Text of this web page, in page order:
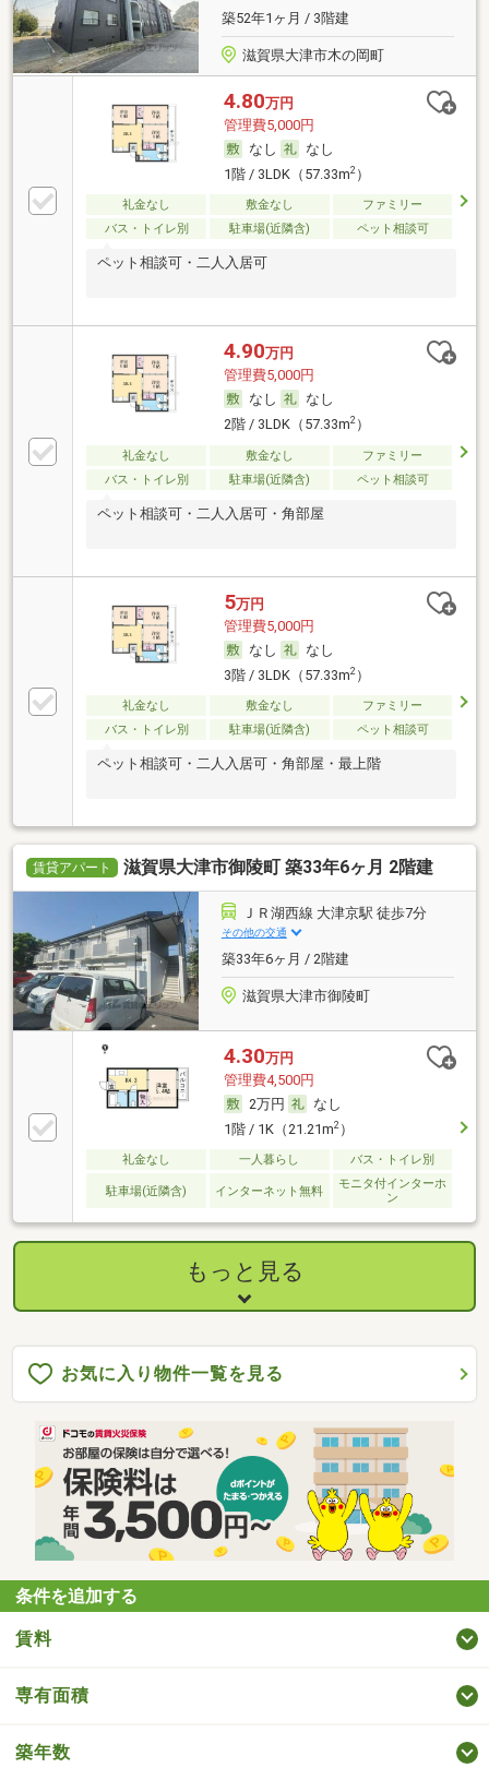
築52年1ヶ月 / 3階建
滋賀県大津市木の岡町
4.80万円
管理費5,000円
なし
なし
1階 / 3LDK（57.33m2）
礼金なし 敷金なし
ファミリー
バス・トイレ別
駐車場(近隣含) ペット相談可
ペット相談可・二人入居可
4.90万円
管理費5,000円
なし
なし
2階 / 3LDK（57.33m2）
礼金なし 敷金なし
ファミリー
バス・トイレ別
駐車場(近隣含) ペット相談可
ペット相談可・二人入居可・角部屋
5万円
管理費5,000円
なし
なし
3階 / 3LDK（57.33m2）
礼金なし 敷金なし
ファミリー
バス・トイレ別
駐車場(近隣含) ペット相談可
ペット相談可・二人入居可・角部屋・最上階
賃貸アパート 滋賀県大津市御陵町 築33年6ヶ月 2階建
ＪＲ湖西線 大津京駅 徒歩7分
その他の交通
築33年6ヶ月 / 2階建
滋賀県大津市御陵町
4.30万円
管理費4,500円
2万円
なし
1階 / 1K（21.21m2）
礼金なし 一人暮らし バス・トイレ別
駐車場(近隣含) インターネット無料
モニタ付インターホ
ン
もっと見る
お気に入り物件一覧を見る
条件を追加する
賃料
専有面積
築年数